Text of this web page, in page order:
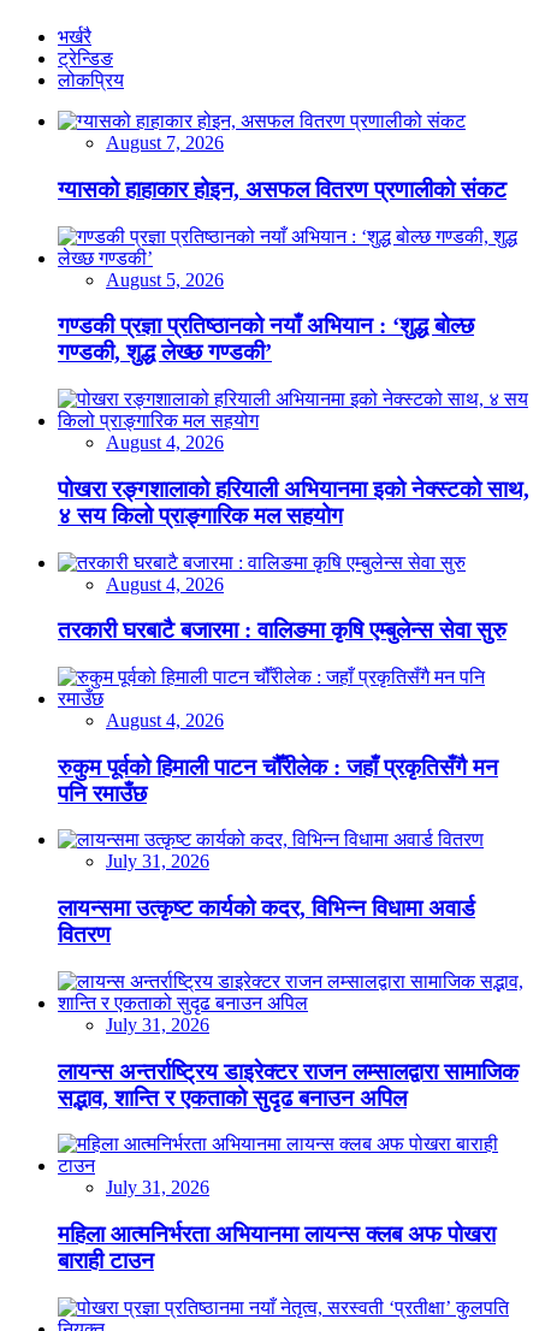
भर्खरै
ट्रेन्डिङ
लोकप्रिय
August 7, 2026
ग्यासको हाहाकार होइन, असफल वितरण प्रणालीको संकट
August 5, 2026
गण्डकी प्रज्ञा प्रतिष्ठानको नयाँ अभियान : ‘शुद्ध बोल्छ
गण्डकी, शुद्ध लेख्छ गण्डकी’
August 4, 2026
पोखरा रङ्गशालाको हरियाली अभियानमा इको नेक्स्टको साथ,
४ सय किलो प्राङ्गारिक मल सहयोग
August 4, 2026
तरकारी घरबाटै बजारमा : वालिङमा कृषि एम्बुलेन्स सेवा सुरु
August 4, 2026
रुकुम पूर्वको हिमाली पाटन चौँरीलेक : जहाँ प्रकृतिसँगै मन
पनि रमाउँछ
July 31, 2026
लायन्समा उत्कृष्ट कार्यको कदर, विभिन्न विधामा अवार्ड
वितरण
July 31, 2026
लायन्स अन्तर्राष्ट्रिय डाइरेक्टर राजन लम्सालद्वारा सामाजिक
सद्भाव, शान्ति र एकताको सुदृढ बनाउन अपिल
July 31, 2026
महिला आत्मनिर्भरता अभियानमा लायन्स क्लब अफ पोखरा
बाराही टाउन